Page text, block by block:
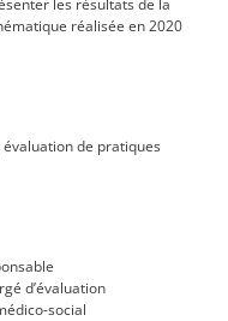
réalisée en 2020
de pratiques
d’évaluation
social